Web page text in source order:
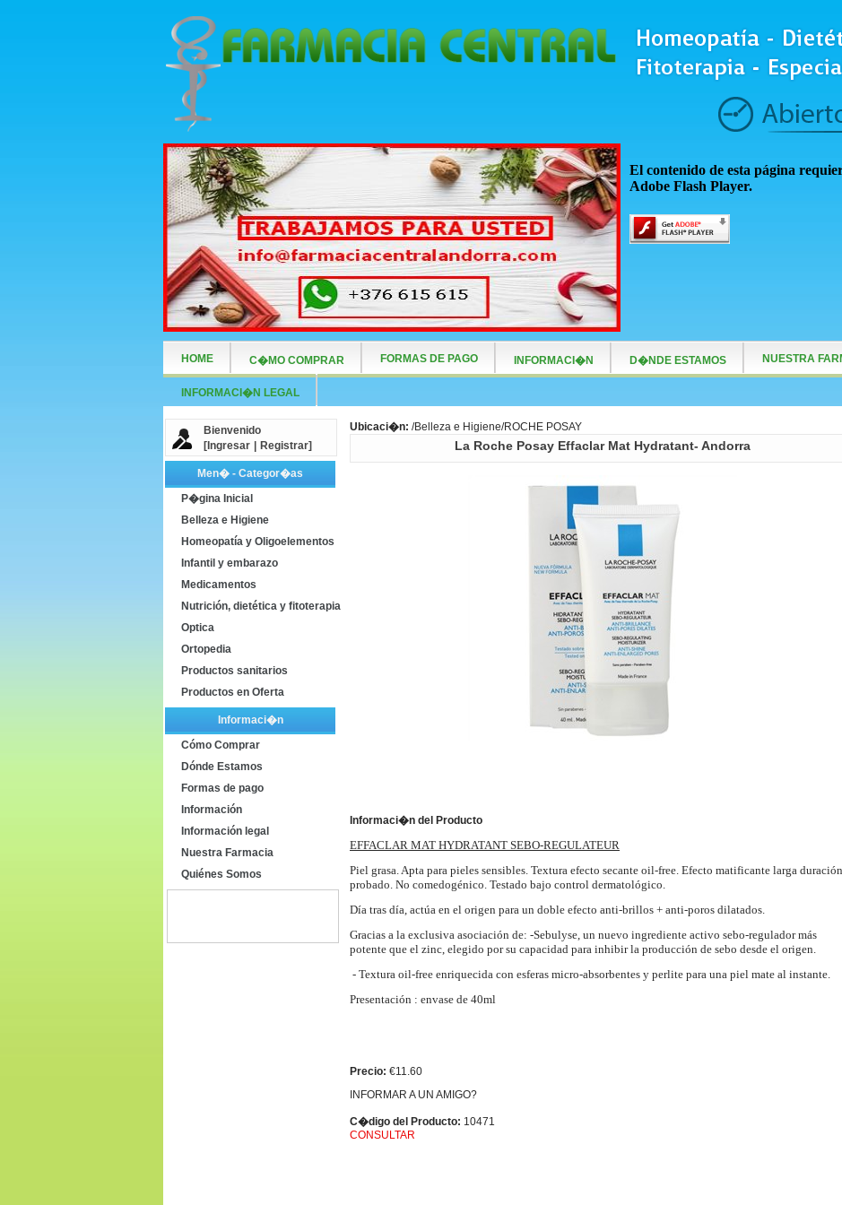
El contenido de esta página
Adobe Flash Player.
HOME C�MO COMPRAR FORMAS DE PAGO INFORMACI�N D�NDE ESTAMOS NUESTRA
INFORMACI�N LEGAL
Bienvenido
[ Ingresar Registrar]
Men� - Categor�as
P�gina Inicial
Belleza e Higiene
Homeopatía y Oligoelementos
Infantil y embarazo
Medicamentos
Nutrición, dietética y fitoterapia
Optica
Ortopedia
Productos sanitarios
Productos en Oferta
Informaci�n
Cómo Comprar
Dónde Estamos
Formas de pago
Información
Información legal
Nuestra Farmacia
Quiénes Somos
Ubicaci�n: /Belleza e Higiene/ROCHE POSAY
La Roche Posay Effaclar Mat Hydratant- Andorra
Informaci�n del Producto
EFFACLAR MAT HYDRATANT SEBO-REGULATEUR
Piel grasa. Apta para pieles sensibles. Textura efecto secante oil-free. Efecto matificante larga duración
probado. No comedogénico. Testado bajo control dermatológico.
Día tras día, actúa en el origen para un doble efecto anti-brillos + anti-poros dilatados.
Gracias a la exclusiva asociación de: -Sebulyse, un nuevo ingrediente activo sebo-regulador más
potente que el zinc, elegido por su capacidad para inhibir la producción de sebo desde el origen.
- Textura oil-free enriquecida con esferas micro-absorbentes y perlite para una piel mate al instante.
Presentación : envase de 40ml
Precio: €11.60
INFORMAR A UN AMIGO?
C�digo del Producto: 10471
CONSULTAR